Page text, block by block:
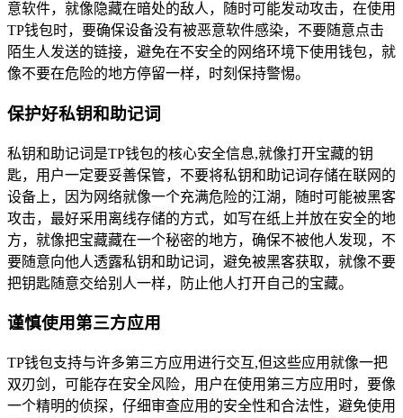
意软件，就像隐藏在暗处的敌人，随时可能发动攻击，在使用
TP钱包时，要确保设备没有被恶意软件感染，不要随意点击
陌生人发送的链接，避免在不安全的网络环境下使用钱包，就
像不要在危险的地方停留一样，时刻保持警惕。
保护好私钥和助记词
私钥和助记词是TP钱包的核心安全信息,就像打开宝藏的钥
匙，用户一定要妥善保管，不要将私钥和助记词存储在联网的
设备上，因为网络就像一个充满危险的江湖，随时可能被黑客
攻击，最好采用离线存储的方式，如写在纸上并放在安全的地
方，就像把宝藏藏在一个秘密的地方，确保不被他人发现，不
要随意向他人透露私钥和助记词，避免被黑客获取，就像不要
把钥匙随意交给别人一样，防止他人打开自己的宝藏。
谨慎使用第三方应用
TP钱包支持与许多第三方应用进行交互,但这些应用就像一把
双刃剑，可能存在安全风险，用户在使用第三方应用时，要像
一个精明的侦探，仔细审查应用的安全性和合法性，避免使用